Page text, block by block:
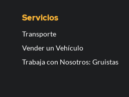
Servicios
Transporte
Vender un Vehículo
Trabaja con Nosotros: Gruistas